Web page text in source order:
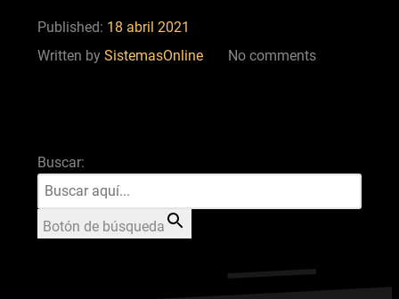
Published: 18 abril 2021
Written by SistemasOnline No comments
Buscar:
Botón de búsqueda